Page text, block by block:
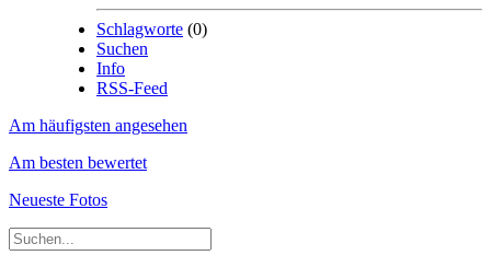
Schlagworte (0)
Suchen
Info
RSS-Feed
Am häufigsten angesehen
Am besten bewertet
Neueste Fotos